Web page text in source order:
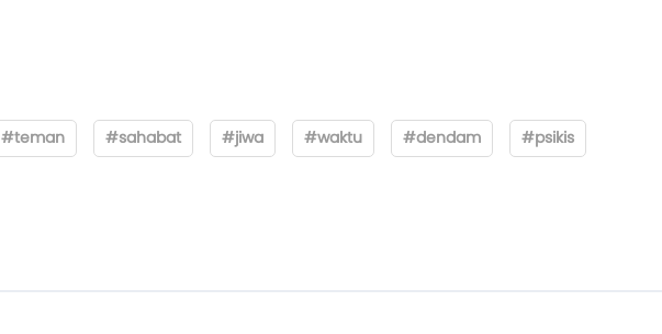
#teman #sahabat #jiwa #waktu #dendam #psikis